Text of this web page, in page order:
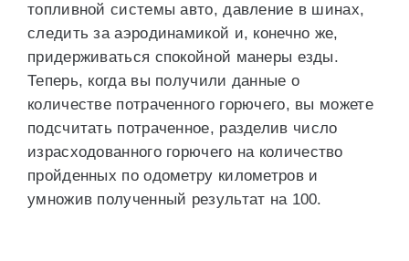
топливной системы авто, давление в шинах,
следить за аэродинамикой и, конечно же,
придерживаться спокойной манеры езды.
Теперь, когда вы получили данные о
количестве потраченного горючего, вы можете
подсчитать потраченное, разделив число
израсходованного горючего на количество
пройденных по одометру километров и
умножив полученный результат на 100.